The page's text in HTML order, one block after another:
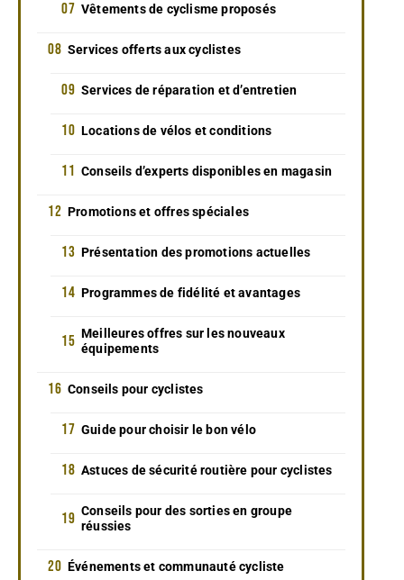
Vêtements de cyclisme proposés
Services offerts aux cyclistes
Services de réparation et d’entretien
Locations de vélos et conditions
Conseils d’experts disponibles en magasin
Promotions et offres spéciales
Présentation des promotions actuelles
Programmes de fidélité et avantages
Meilleures offres sur les nouveaux
équipements
Conseils pour cyclistes
Guide pour choisir le bon vélo
Astuces de sécurité routière pour cyclistes
Conseils pour des sorties en groupe
réussies
Événements et communauté cycliste